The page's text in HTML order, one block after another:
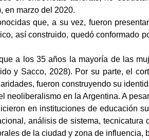
en marzo del 2020.
que, a su vez, fueron
así construido, quedó
a los 35 años la mayoría de las
y Sacco, 2028). Por su parte, el
fueron construyendo su
en la Argentina. A
en instituciones de educación
análisis de sistema,
de la ciudad y zona de